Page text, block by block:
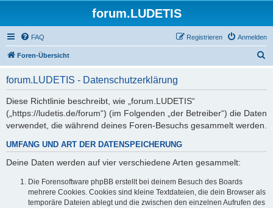
forum.LUDETIS
FAQ Anmelden
Registrieren
Foren-Übersicht
forum.LUDETIS - Datenschutzerklärung
Diese Richtlinie beschreibt, wie „forum.LUDETIS“
(„https://ludetis.de/forum“) (im Folgenden „der Betreiber“) die Daten
verwendet, die während deines Foren-Besuchs gesammelt werden.
UMFANG UND ART DER DATENSPEICHERUNG
Deine Daten werden auf vier verschiedene Arten gesammelt:
Die Forensoftware phpBB erstellt bei deinem Besuch des Boards
mehrere Cookies. Cookies sind kleine Textdateien, die dein Browser als
temporäre Dateien ablegt und die zwischen den einzelnen Aufrufen des